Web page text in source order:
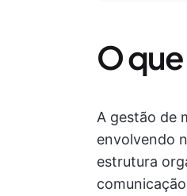
O
A gestão de
envolvendo
estrutura